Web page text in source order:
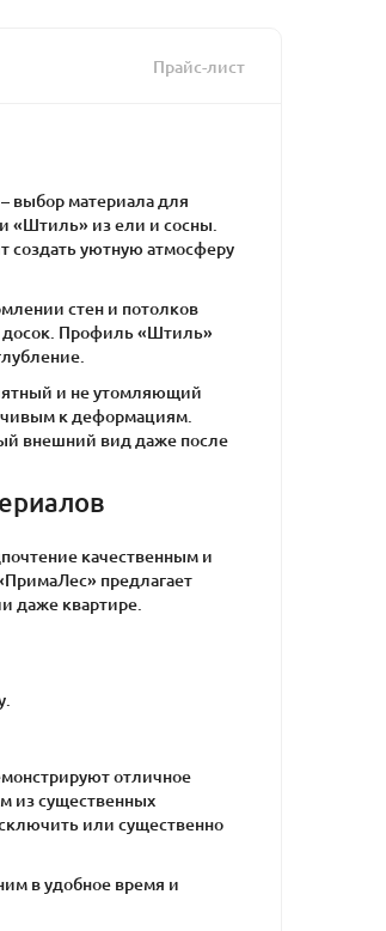
Прайс-лист
выбор материала для
«Штиль» из ели и сосны.
создать уютную атмосферу
стен и потолков
досок. Профиль «Штиль»
и не утомляющий
к деформациям.
внешний вид даже после
качественным и
предлагает
даже квартире.
отличное
из существенных
или существенно
в удобное время и